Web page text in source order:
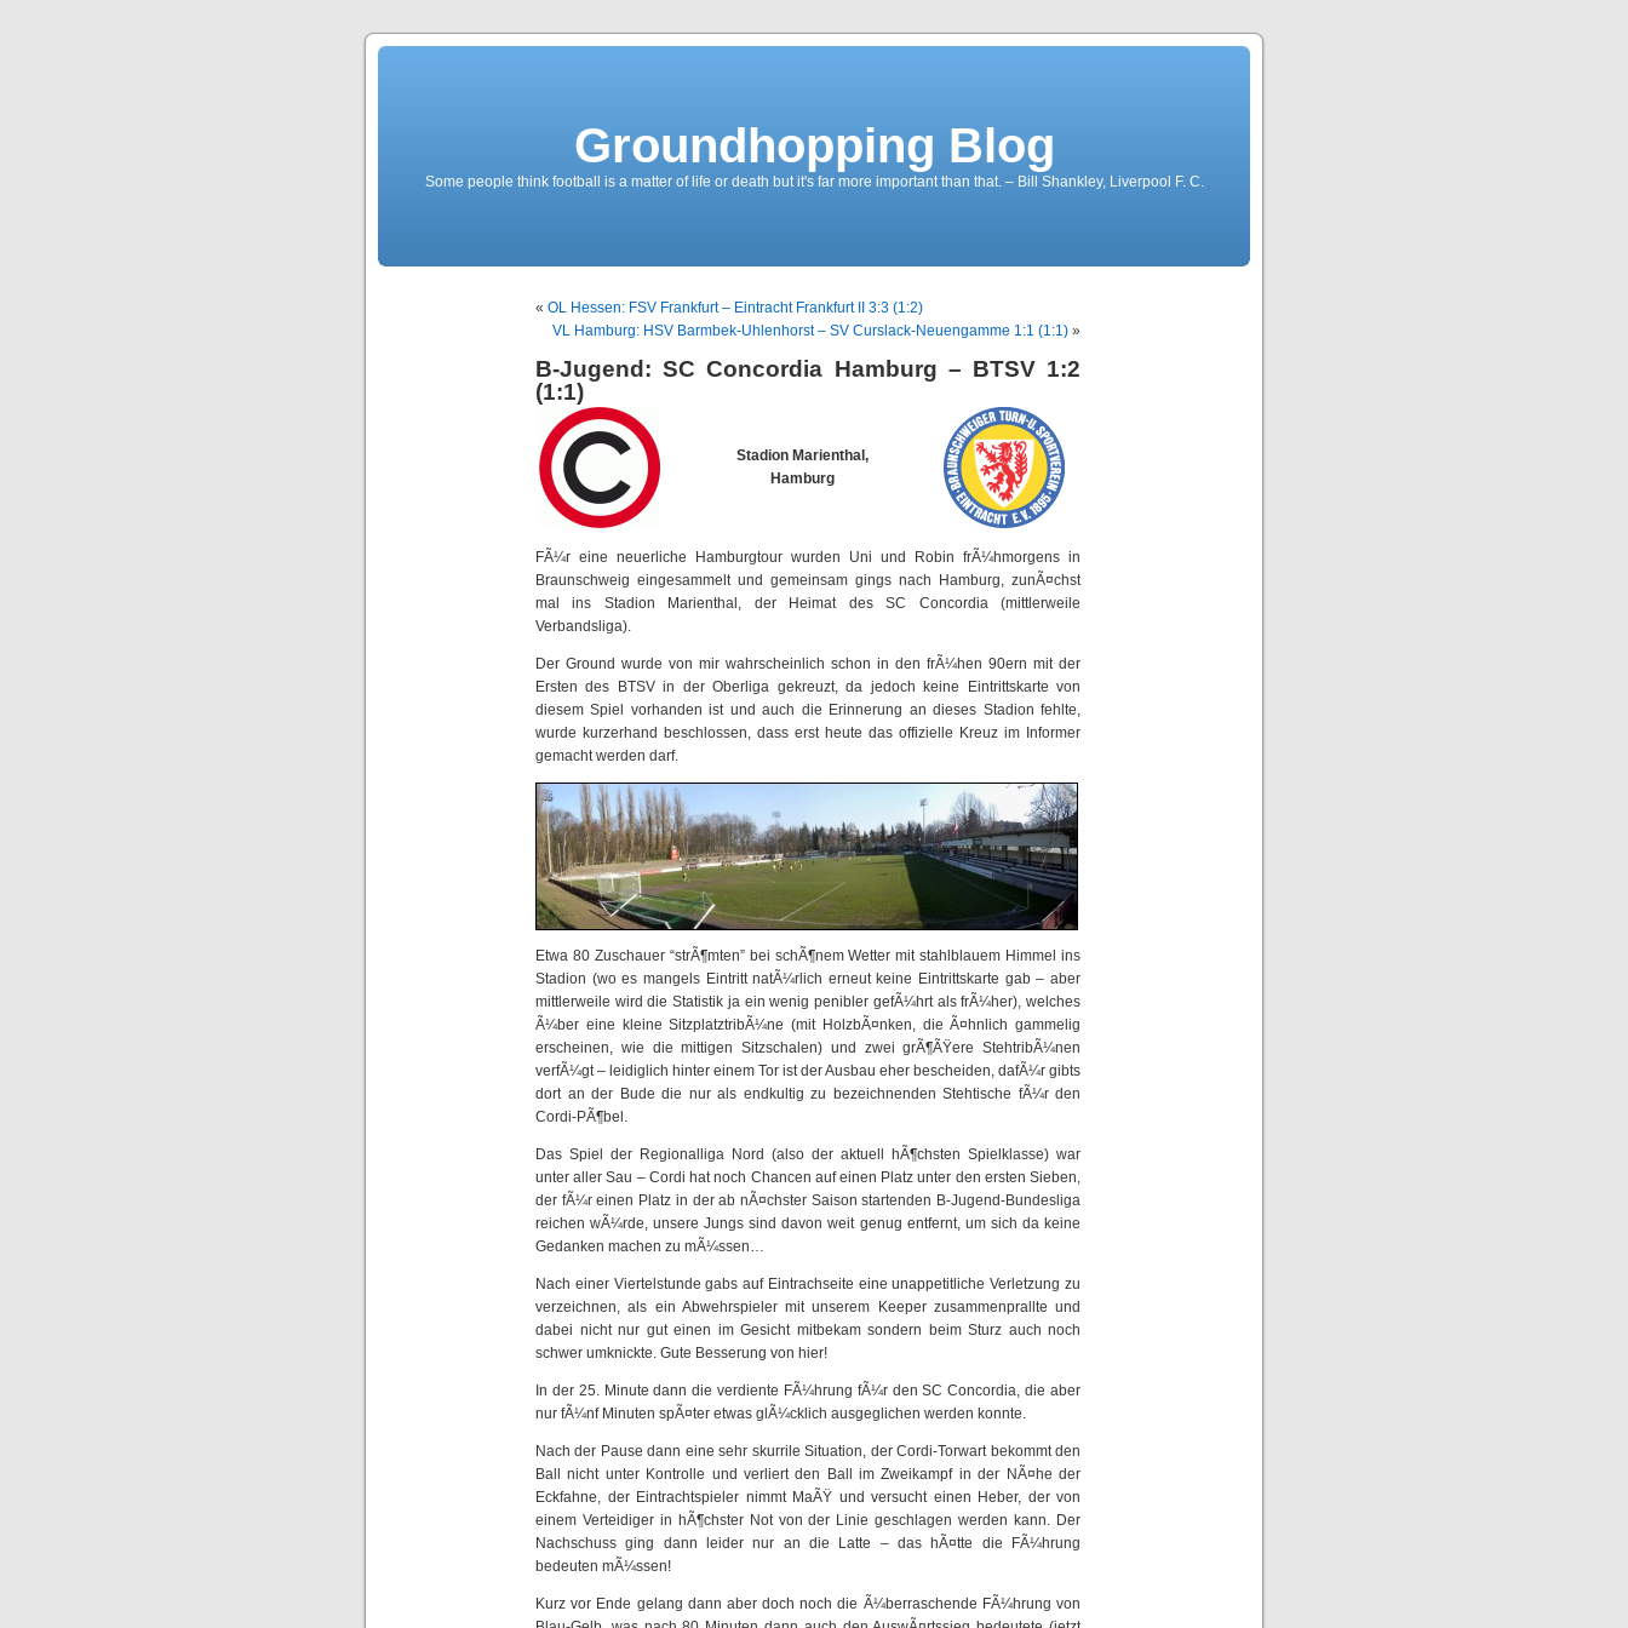
Groundhopping Blog
Some people think football is a matter of life or death but it's far more important than that. – Bill Shankley, Liverpool F. C.
« OL Hessen: FSV Frankfurt – Eintracht Frankfurt II 3:3 (1:2)
VL Hamburg: HSV Barmbek-Uhlenhorst – SV Curslack-Neuengamme 1:1 (1:1) »
B-Jugend: SC Concordia Hamburg – BTSV 1:2
(1:1)
Stadion Marienthal,
Hamburg
FÃ¼r eine neuerliche Hamburgtour wurden Uni und Robin frÃ¼hmorgens in
Braunschweig eingesammelt und gemeinsam gings nach Hamburg, zunÃ¤chst
mal ins Stadion Marienthal, der Heimat des SC Concordia (mittlerweile
Verbandsliga).
Der Ground wurde von mir wahrscheinlich schon in den frÃ¼hen 90ern mit der
Ersten des BTSV in der Oberliga gekreuzt, da jedoch keine Eintrittskarte von
diesem Spiel vorhanden ist und auch die Erinnerung an dieses Stadion fehlte,
wurde kurzerhand beschlossen, dass erst heute das offizielle Kreuz im Informer
gemacht werden darf.
Etwa 80 Zuschauer “strÃ¶mten” bei schÃ¶nem Wetter mit stahlblauem Himmel ins
Stadion (wo es mangels Eintritt natÃ¼rlich erneut keine Eintrittskarte gab – aber
mittlerweile wird die Statistik ja ein wenig penibler gefÃ¼hrt als frÃ¼her), welches
Ã¼ber eine kleine SitzplatztribÃ¼ne (mit HolzbÃ¤nken, die Ã¤hnlich gammelig
erscheinen, wie die mittigen Sitzschalen) und zwei grÃ¶ÃŸere StehtribÃ¼nen
verfÃ¼gt – leidiglich hinter einem Tor ist der Ausbau eher bescheiden, dafÃ¼r gibts
dort an der Bude die nur als endkultig zu bezeichnenden Stehtische fÃ¼r den
Cordi-PÃ¶bel.
Das Spiel der Regionalliga Nord (also der aktuell hÃ¶chsten Spielklasse) war
unter aller Sau – Cordi hat noch Chancen auf einen Platz unter den ersten Sieben,
der fÃ¼r einen Platz in der ab nÃ¤chster Saison startenden B-Jugend-Bundesliga
reichen wÃ¼rde, unsere Jungs sind davon weit genug entfernt, um sich da keine
Gedanken machen zu mÃ¼ssen…
Nach einer Viertelstunde gabs auf Eintrachseite eine unappetitliche Verletzung zu
verzeichnen, als ein Abwehrspieler mit unserem Keeper zusammenprallte und
dabei nicht nur gut einen im Gesicht mitbekam sondern beim Sturz auch noch
schwer umknickte. Gute Besserung von hier!
In der 25. Minute dann die verdiente FÃ¼hrung fÃ¼r den SC Concordia, die aber
nur fÃ¼nf Minuten spÃ¤ter etwas glÃ¼cklich ausgeglichen werden konnte.
Nach der Pause dann eine sehr skurrile Situation, der Cordi-Torwart bekommt den
Ball nicht unter Kontrolle und verliert den Ball im Zweikampf in der NÃ¤he der
Eckfahne, der Eintrachtspieler nimmt MaÃŸ und versucht einen Heber, der von
einem Verteidiger in hÃ¶chster Not von der Linie geschlagen werden kann. Der
Nachschuss ging dann leider nur an die Latte – das hÃ¤tte die FÃ¼hrung
bedeuten mÃ¼ssen!
Kurz vor Ende gelang dann aber doch noch die Ã¼berraschende FÃ¼hrung von